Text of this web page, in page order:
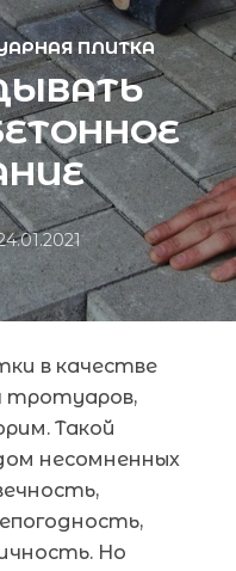
ПЛИТКА
в качестве
тротуаров,
Такой
несомненных
Но